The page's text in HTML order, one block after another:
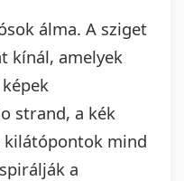
álma. A sziget
kínál, amelyek
strand, a kék
kilátópontok mind
a